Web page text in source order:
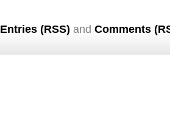
Entries (RSS) and Comments